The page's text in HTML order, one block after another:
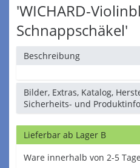
'WICHARD-
Schnappschäkel'
Beschreibung
Bilder, Extras, Katalog,
Sicherheits- und
Lieferbar ab Lager B
Ware innerhalb von 2-5